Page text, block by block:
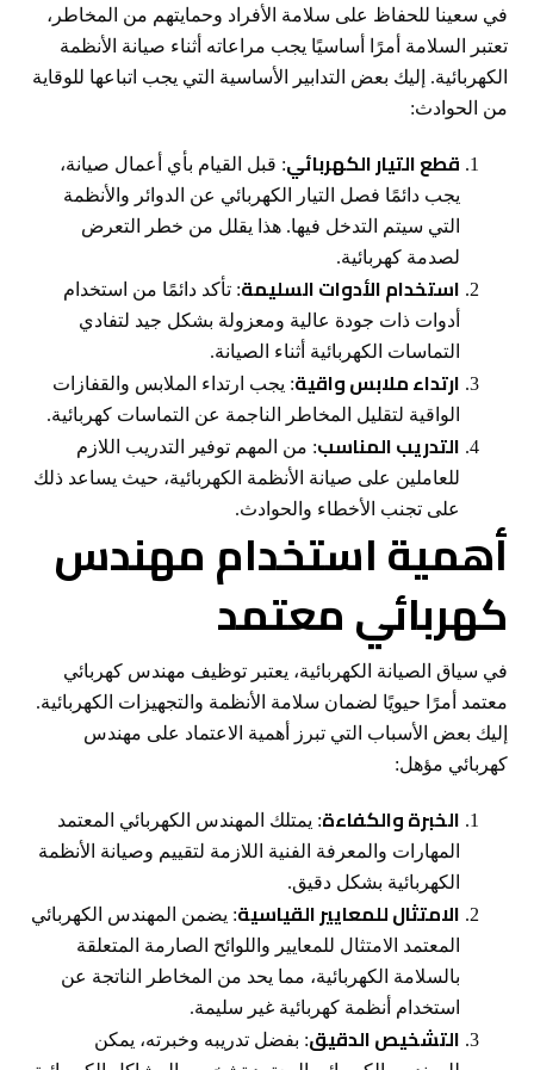
في سعينا للحفاظ على سلامة الأفراد وحمايتهم من المخاطر،
تعتبر السلامة أمرًا أساسيًا يجب مراعاته أثناء صيانة الأنظمة
الكهربائية. إليك بعض التدابير الأساسية التي يجب اتباعها للوقاية
من الحوادث:
قطع التيار الكهربائي: قبل القيام بأي أعمال صيانة،
يجب دائمًا فصل التيار الكهربائي عن الدوائر والأنظمة
التي سيتم التدخل فيها. هذا يقلل من خطر التعرض
لصدمة كهربائية.
استخدام الأدوات السليمة: تأكد دائمًا من استخدام
أدوات ذات جودة عالية ومعزولة بشكل جيد لتفادي
التماسات الكهربائية أثناء الصيانة.
ارتداء ملابس واقية: يجب ارتداء الملابس والقفازات
الواقية لتقليل المخاطر الناجمة عن التماسات كهربائية.
التدريب المناسب: من المهم توفير التدريب اللازم
للعاملين على صيانة الأنظمة الكهربائية، حيث يساعد ذلك
على تجنب الأخطاء والحوادث.
أهمية استخدام مهندس
كهربائي معتمد
في سياق الصيانة الكهربائية، يعتبر توظيف مهندس كهربائي
معتمد أمرًا حيويًا لضمان سلامة الأنظمة والتجهيزات الكهربائية.
إليك بعض الأسباب التي تبرز أهمية الاعتماد على مهندس
كهربائي مؤهل:
الخبرة والكفاءة: يمتلك المهندس الكهربائي المعتمد
المهارات والمعرفة الفنية اللازمة لتقييم وصيانة الأنظمة
الكهربائية بشكل دقيق.
الامتثال للمعايير القياسية: يضمن المهندس الكهربائي
المعتمد الامتثال للمعايير واللوائح الصارمة المتعلقة
بالسلامة الكهربائية، مما يحد من المخاطر الناتجة عن
استخدام أنظمة كهربائية غير سليمة.
التشخيص الدقيق: بفضل تدريبه وخبرته، يمكن